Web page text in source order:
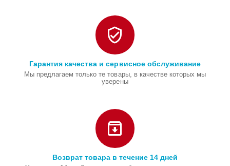
Гарантия качества и сервисное обслуживание
Мы предлагаем только те товары, в качестве которых мы
уверены
Возврат товара в течение 14 дней